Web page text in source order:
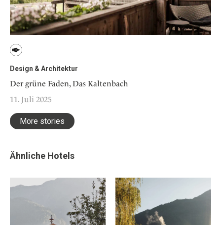
Design & Architektur
Der grüne Faden, Das Kaltenbach
11. Juli 2025
More stories
Ähnliche Hotels